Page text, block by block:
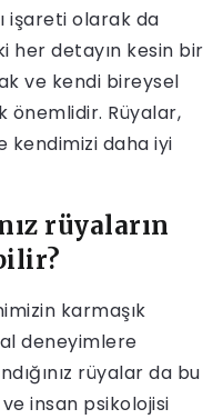
işareti olarak da
her detayın kesin bir
ve kendi bireysel
önemlidir. Rüyalar,
kendimizi daha iyi
rüyaların
karmaşık
deneyimlere
rüyalar da bu
insan psikolojisi